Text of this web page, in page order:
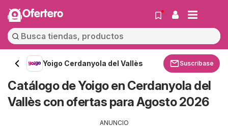
Ofertero
Yoigo Cerdanyola del Vallès Suscríbase
Catálogo de Yoigo en Cerdanyola del
Vallès con ofertas para Agosto 2026
ANUNCIO